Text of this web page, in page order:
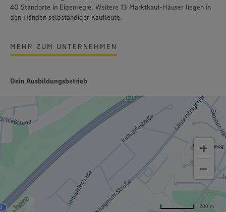
40 Standorte in Eigenregie. Weitere 13 Marktkauf-Häuser liegen in
den Händen selbständiger Kaufleute.
MEHR ZUM UNTERNEHMEN
Dein Ausbildungsbetrieb
200 m